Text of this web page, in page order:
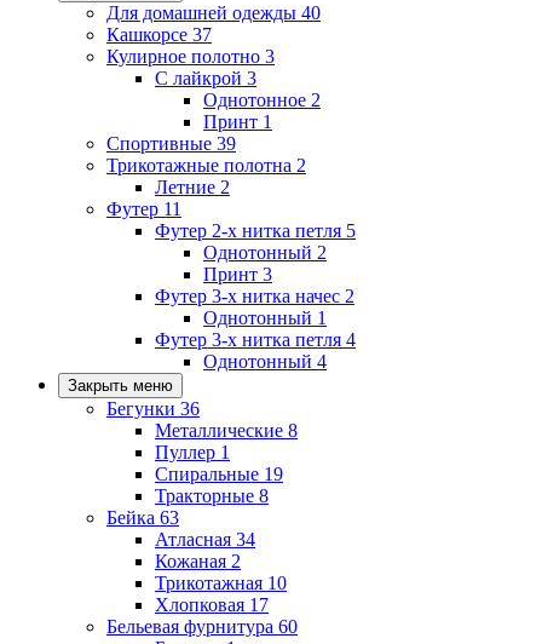
Для домашней одежды 40
Кашкорсе 37
Кулирное полотно 3
С лайкрой 3
Однотонное 2
Принт 1
Спортивные 39
Трикотажные полотна 2
Летние 2
Футер 11
Футер 2-х нитка петля 5
Однотонный 2
Принт 3
Футер 3-х нитка начес 2
Однотонный 1
Футер 3-х нитка петля 4
Однотонный 4
Закрыть меню
Бегунки 36
Металлические 8
Пуллер 1
Спиральные 19
Тракторные 8
Бейка 63
Атласная 34
Кожаная 2
Трикотажная 10
Хлопковая 17
Бельевая фурнитура 60